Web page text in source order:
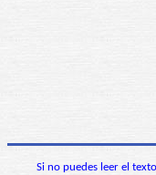
Si no puedes leer el